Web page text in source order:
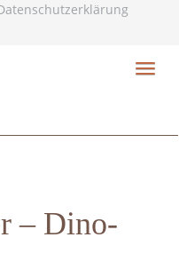
– Dino-